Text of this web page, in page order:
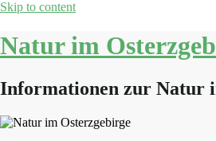
Skip to content
Natur im
Informationen zur Natur